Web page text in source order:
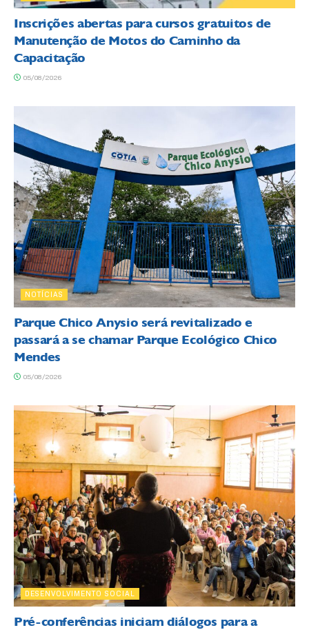
Inscrições abertas para cursos gratuitos de
Manutenção de Motos do Caminho da
Capacitação
05/08/2026
NOTÍCIAS
Parque Chico Anysio será revitalizado e
passará a se chamar Parque Ecológico Chico
Mendes
05/08/2026
DESENVOLVIMENTO SOCIAL
Pré-conferências iniciam diálogos para a